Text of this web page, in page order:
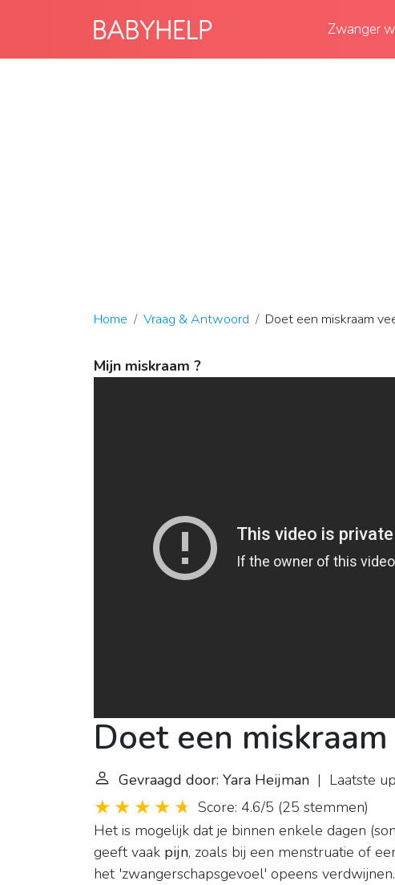
Zwanger
Home Vraag & Antwoord Doet een miskraam
Mijn miskraam ?
Doet een
Gevraagd door: Yara Heijman | Laatste
Score: 4.6/5 (25 stemmen)
Het is mogelijk dat je binnen enkele dagen
geeft vaak pijn, zoals bij een menstruatie of
het 'zwangerschapsgevoel' opeens